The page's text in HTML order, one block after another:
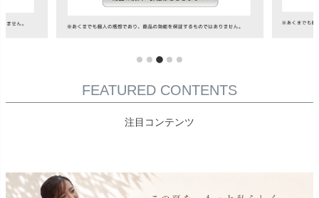
FEATURED CONTENTS
注目コンテンツ